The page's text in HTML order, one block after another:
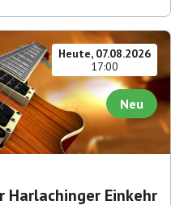
Heute, 07.08.2026
17:00
Neu
Harlachinger Einkehr